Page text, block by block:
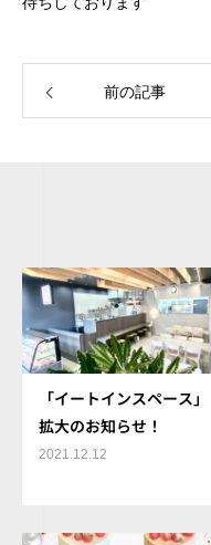
前の記事
「イートインスペース」
拡大のお知らせ！
2021.12.12